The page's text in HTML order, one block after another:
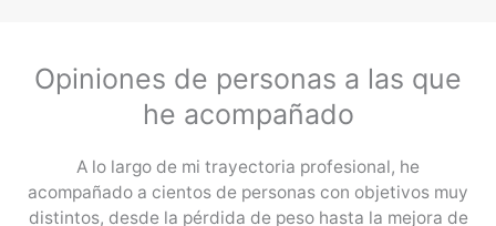
Opiniones de personas a las que
he acompañado
A lo largo de mi trayectoria profesional, he
acompañado a cientos de personas con objetivos muy
distintos, desde la pérdida de peso hasta la mejora de